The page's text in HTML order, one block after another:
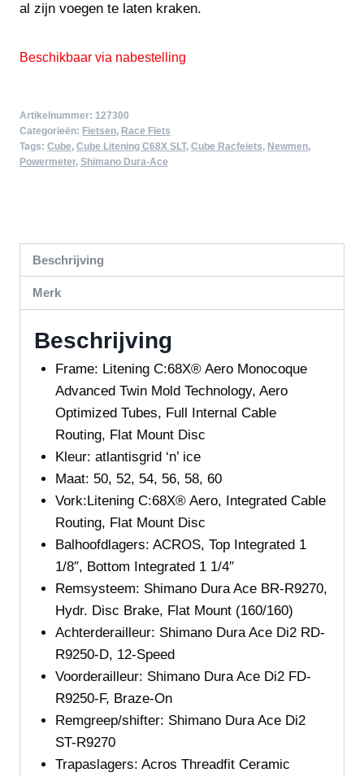
al zijn voegen te laten kraken.
Beschikbaar via nabestelling
Artikelnummer: 127300
Categorieën: Fietsen, Race Fiets
Tags: Cube, Cube Litening C68X SLT, Cube Racfeiets, Newmen,
Powermeter, Shimano Dura-Ace
Beschrijving
Merk
Beschrijving
Frame: Litening C:68X® Aero Monocoque
Advanced Twin Mold Technology, Aero
Optimized Tubes, Full Internal Cable
Routing, Flat Mount Disc
Kleur: atlantisgrid ‘n’ ice
Maat: 50, 52, 54, 56, 58, 60
Vork:Litening C:68X® Aero, Integrated Cable
Routing, Flat Mount Disc
Balhoofdlagers: ACROS, Top Integrated 1
1/8″, Bottom Integrated 1 1/4″
Remsysteem: Shimano Dura Ace BR-R9270,
Hydr. Disc Brake, Flat Mount (160/160)
Achterderailleur: Shimano Dura Ace Di2 RD-
R9250-D, 12-Speed
Voorderailleur: Shimano Dura Ace Di2 FD-
R9250-F, Braze-On
Remgreep/shifter: Shimano Dura Ace Di2
ST-R9270
Trapaslagers: Acros Threadfit Ceramic